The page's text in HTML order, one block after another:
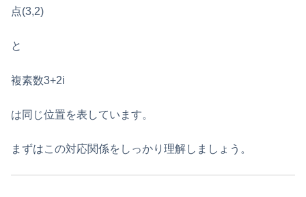
点(3,2)
と
複素数3+2i
は同じ位置を表しています。
まずはこの対応関係をしっかり理解しましょう。